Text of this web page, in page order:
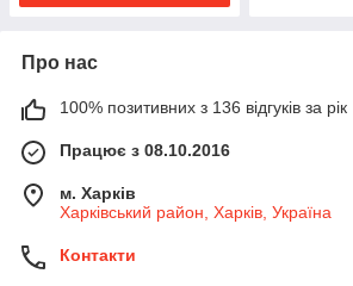
Про нас
100% позитивних з 136 відгуків за рік
Працює з 08.10.2016
м. Харків
Харківський район, Харків, Україна
Контакти